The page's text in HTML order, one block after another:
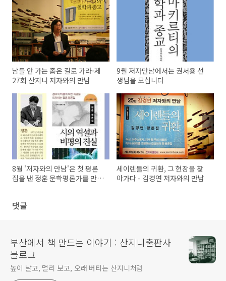
남들 안 가는 좁은 길로 가라-제
27회 산지니 저자와의 만남
9월 저자만남에서는 권서용 선
생님을 모십니다
8월 '저자와의 만남'은 첫 평론
집을 낸 정훈 문학평론가를 만납
세이렌들의 귀환, 그 현장을 찾
아가다 - 김경연 저자와의 만남
댓글
부산에서 책 만드는 이야기 : 산지니출판사
블로그
높이 날고, 멀리 보고, 오래 버티는 산지니처럼